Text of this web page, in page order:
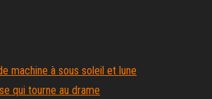
machine à sous soleil et lune
qui tourne au drame